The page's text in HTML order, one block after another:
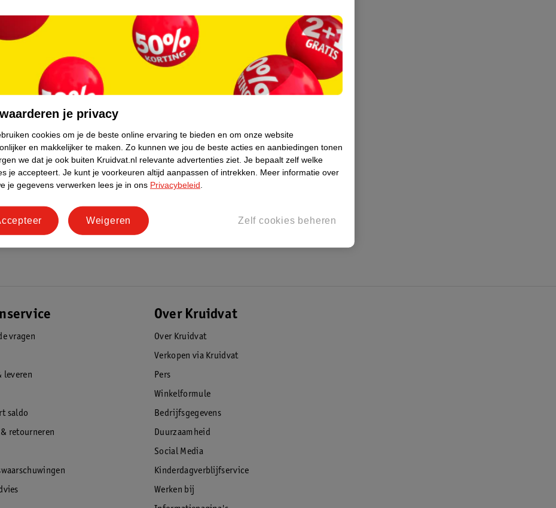
Score.
vragen
leveren
saldo
retourneren
Over Kruidvat
Over Kruidvat
Verkopen via Kruidvat
Pers
Winkelformule
Bedrijfsgegevens
Duurzaamheid
Social Media
Kinderdagverblijfservice
Werken bij
je privacy
cookies om je de beste online ervaring te bieden en om onze website
en makkelijker te maken. Zo kunnen we jou de beste acties en aanbiedingen tonen
we dat je ook buiten Kruidvat.nl relevante advertenties ziet. Je bepaalt zelf welke
je accepteert. Je kunt je voorkeuren altijd aanpassen of intrekken.
Meer informatie over
je gegevens verwerken lees je in ons Privacybeleid
Zelf cookies beheren
Weigeren